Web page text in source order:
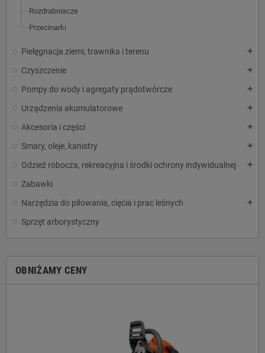
Rozdrabniacze
Przecinarki
Pielęgnacja ziemi, trawnika i terenu add
Czyszczenie add
Pompy do wody i agregaty prądotwórcze add
Urządzenia akumulatorowe add
Akcesoria i części add
Smary, oleje, kanistry add
Odzież robocza, rekreacyjna i środki ochrony indywidualnej add
Zabawki
Narzędzia do piłowania, cięcia i prac leśnych
add
Sprzęt arborystyczny
OBNIŻAMY CENY